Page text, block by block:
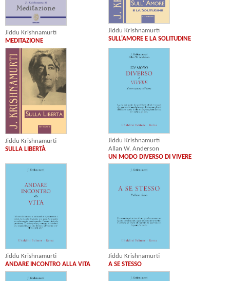
Jiddu Krishnamurti
MEDITAZIONE
Jiddu Krishnamurti
SULL'AMORE E LA SOLITUDINE
Jiddu Krishnamurti
SULLA LIBERTÀ
Jiddu Krishnamurti
Allan W. Anderson
UN MODO DIVERSO DI VIVERE
Jiddu Krishnamurti
ANDARE INCONTRO ALLA VITA
Jiddu Krishnamurti
A SE STESSO